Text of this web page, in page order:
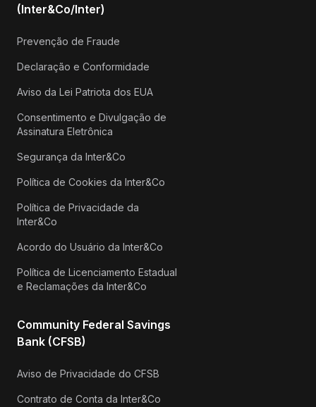
(Inter&Co/Inter)
Prevenção de Fraude
Declaração e Conformidade
Aviso da Lei Patriota dos EUA
Consentimento e Divulgação de
Assinatura Eletrônica
Segurança da Inter&Co
Política de Cookies da Inter&Co
Política de Privacidade da
Inter&Co
Acordo do Usuário da Inter&Co
Política de Licenciamento Estadual
e Reclamações da Inter&Co
Community Federal Savings
Bank (CFSB)
Aviso de Privacidade do CFSB
Contrato de Conta da Inter&Co